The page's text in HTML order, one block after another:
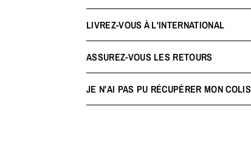
LIVREZ-VOUS À L'INTERNATIONAL
ASSUREZ-VOUS LES RETOURS
JE N'AI PAS PU RÉCUPÉRER MON COLIS